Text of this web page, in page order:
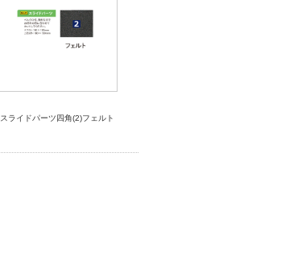
スライドパーツ四角(2)フェルト